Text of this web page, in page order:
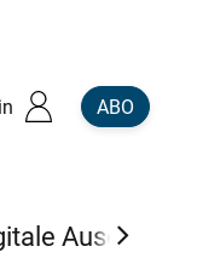
ABO
Ausgaben